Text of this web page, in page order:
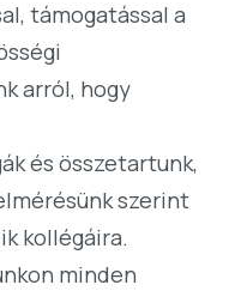
támogatással a
arról, hogy
és összetartunk,
szerint
kollégáira.
minden